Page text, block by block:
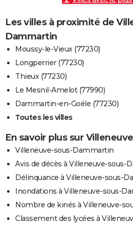
Les villes à proximité de
Dammartin
Moussy-le-Vieux (77230)
Longperrier (77230)
Thieux (77230)
Le Mesnil-Amelot (77990)
Dammartin-en-Goële (77230)
Toutes les villes
En savoir plus sur
Villeneuve-sous-Dammartin
Avis de décès à Villeneuve-sous-
Délinquance à Villeneuve-sous-
Inondations à Villeneuve-sous-
Nombre de kinés à Villeneuve-
Classement des lycées à